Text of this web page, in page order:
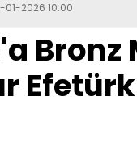
01-2026 10:00